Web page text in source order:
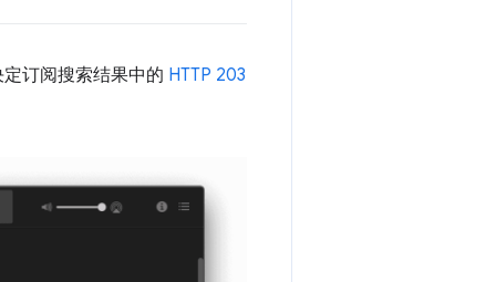
订阅搜索结果中的 HTTP 203